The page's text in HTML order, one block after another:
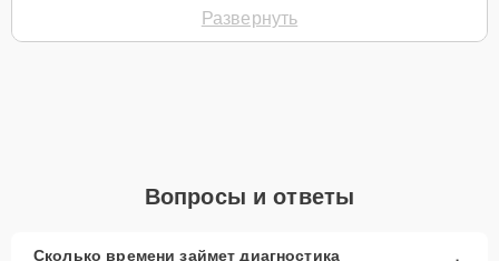
Для ремонта источника бесперебойного питания модели DSPH30-
активное использование устройства дольше
Развернуть
Вопросы и ответы
Сколько времени займет диагностика